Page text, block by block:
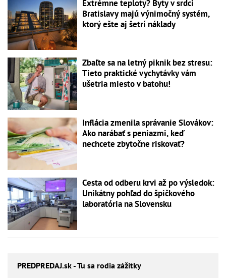
Extrémne teploty? Byty v srdci
Bratislavy majú výnimočný systém,
ktorý ešte aj šetrí náklady
Zbaľte sa na letný piknik bez stresu:
Tieto praktické vychytávky vám
ušetria miesto v batohu!
Inflácia zmenila správanie Slovákov:
Ako narábať s peniazmi, keď
nechcete zbytočne riskovať?
Cesta od odberu krvi až po výsledok:
Unikátny pohľad do špičkového
laboratória na Slovensku
PREDPREDAJ.sk - Tu sa rodia zážitky